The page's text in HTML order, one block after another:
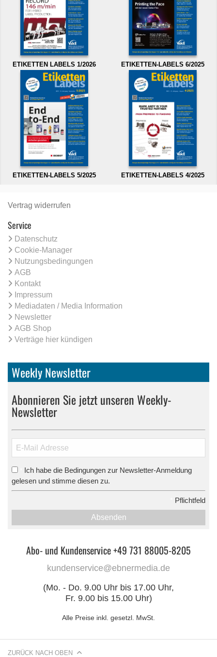
ETIKETTEN LABELS 1/2026 ETIKETTEN-LABELS 6/2025
ETIKETTEN-LABELS 5/2025 ETIKETTEN-LABELS 4/2025
Vertrag widerrufen
Service
Datenschutz
Cookie-Manager
Nutzungsbedingungen
AGB
Kontakt
Impressum
Mediadaten / Media Information
Newsletter
AGB Shop
Verträge hier kündigen
Weekly Newsletter
Abonnieren Sie jetzt unseren Weekly-
Newsletter
Ich habe die Bedingungen zur Newsletter-Anmeldung
gelesen und stimme diesen zu.
Pflichtfeld
Absenden
Abo- und Kundenservice +49 731 88005-8205
kundenservice@ebnermedia.de
(Mo. - Do. 9.00 Uhr bis 17.00 Uhr,
Fr. 9.00 bis 15.00 Uhr)
Alle Preise inkl. gesetzl. MwSt.
ZURÜCK NACH OBEN